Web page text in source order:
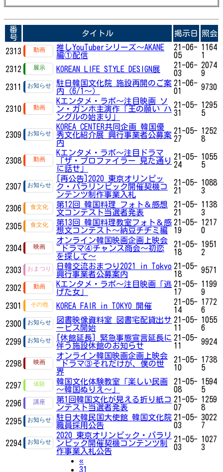
番
号
タイトル 掲示日 照会
2313
推しYouTuberシリーズ〜AKANE
編①配信
21-06-
05
1164
1
2312
KOREAN LIFE STYLE DESIGN展
21-06-
03
2074
9
2311
駐日韓国文化院 施設再開のご案
内（6/1～）
21-06-
01
9730
2310
Kエンタメ・ラボ～注目映画 ソ
ン・ガンホ主演作「王の願い ハ
ングルの始まり」
21-05-
31
1295
5
2309
KOREA CENTER共同企画 韓国優
秀文化紹介展 興行事業者公募案
内
21-05-
27
1252
8
2308
Kエンタメ・ラボ～注目ドラマ
「ザ・プロファイラー 見た通り
に話せ」
21-05-
24
1055
5
2307
[再公告]2020 東京オリンピッ
ク・パラリンピック開催契機コ
ンテンツ制作事業入札
21-05-
21
1088
3
2306
第12回 韓国料理 フォト＆感想
文コンテスト当選者発表
21-05-
21
1138
3
2305
第13回 韓国料理教室フォト＆感
想文コンテスト～納豆チヂミ編
21-05-
19
1217
0
2304
オンライン韓国映画企画上映会
~ドラマ④チャンス商会～初恋
を探して～
21-05-
18
1951
2
2303
日韓交流おまつり2021 in Tokyo
興行事業者公募案内
21-05-
18
9571
2302
Kエンタメ・ラボ～注目映画「逃
げた女」
21-05-
17
1199
9
2301
KOREA FAIR in TOKYO 開催
21-05-
14
1772
6
2300
図書映像資料室 図書宅配貸出サ
ービス開始
21-05-
11
1055
6
2299
[休館延長] 緊急事態宣言延長に
伴う施設休館のお知らせ
21-05-
11
9924
2298
オンライン韓国映画企画上映会
~ドラマ③それだけが、僕の世
界
21-05-
10
1738
5
2297
韓国文化体験教室「楽しい民画
〜韓国ぬりえ～」
21-05-
08
1594
5
2296
第1回韓国文化が見える折り紙コ
ンテスト当選者発表
21-05-
07
1259
8
2295
駐日大韓民国大使館 韓国文化院
職員採用公告
21-05-
03
3022
7
2294
2020 東京オリンピック・パラリ
ンピック開催契機コンテンツ制
作事業入札公告
21-05-
03
1027
3
«Previous
31